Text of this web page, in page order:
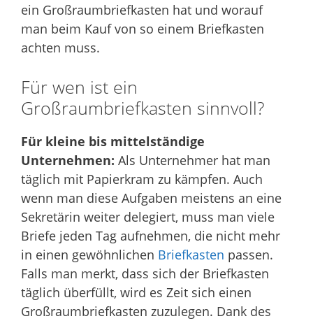
ein Großraumbriefkasten hat und worauf
man beim Kauf von so einem Briefkasten
achten muss.
Für wen ist ein
Großraumbriefkasten sinnvoll?
Für kleine bis mittelständige
Unternehmen: Als Unternehmer hat man
täglich mit Papierkram zu kämpfen. Auch
wenn man diese Aufgaben meistens an eine
Sekretärin weiter delegiert, muss man viele
Briefe jeden Tag aufnehmen, die nicht mehr
in einen gewöhnlichen Briefkasten passen.
Falls man merkt, dass sich der Briefkasten
täglich überfüllt, wird es Zeit sich einen
Großraumbriefkasten zuzulegen. Dank des